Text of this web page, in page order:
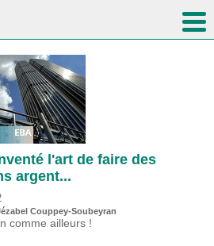
l'art de faire des
argent...
Couppey-Soubeyran
comme ailleurs !